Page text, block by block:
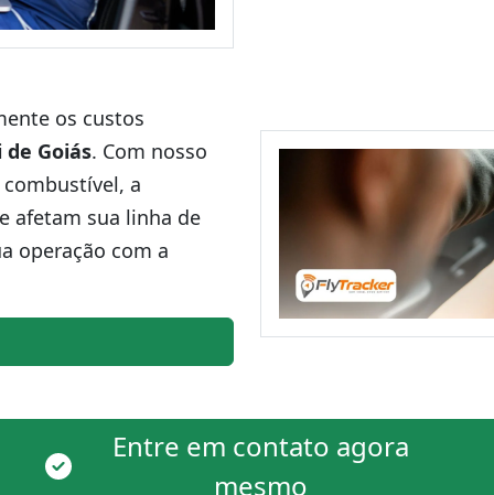
os custos
Goiás. Com nosso
a
afetam sua linha de
operação com a
Entre em contato agora
mesmo